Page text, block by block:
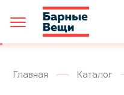
Главная Каталог